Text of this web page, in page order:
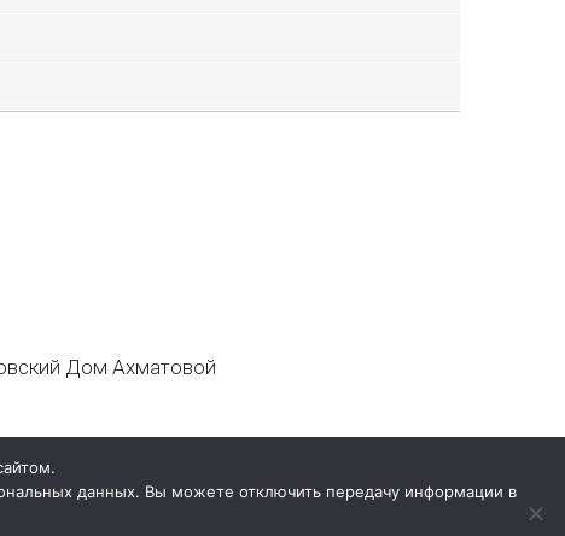
Дом Ахматовой
данных. Вы можете отключить передачу информации в